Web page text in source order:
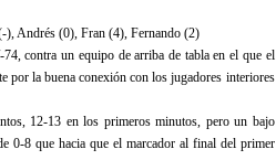
), Andrés (0), Fran (4), Fernando (2)
contra un equipo de arriba de tabla en el que el
por la buena conexión con los jugadores interiores
12-13 en los primeros minutos, pero un bajo
0-8 que hacia que el marcador al final del primer